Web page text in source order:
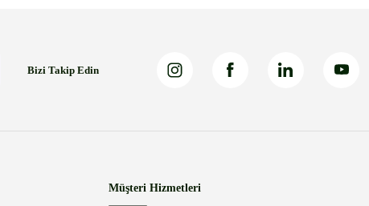
Bizi Takip Edin
Müşteri Hizmetleri